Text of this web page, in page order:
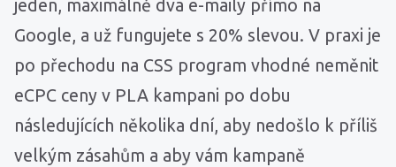
jeden, maximálně dva e-maily přímo na
Google, a už fungujete s 20% slevou. V praxi je
po přechodu na CSS program vhodné neměnit
eCPC ceny v PLA kampani po dobu
následujících několika dní, aby nedošlo k příliš
velkým zásahům a aby vám kampaně